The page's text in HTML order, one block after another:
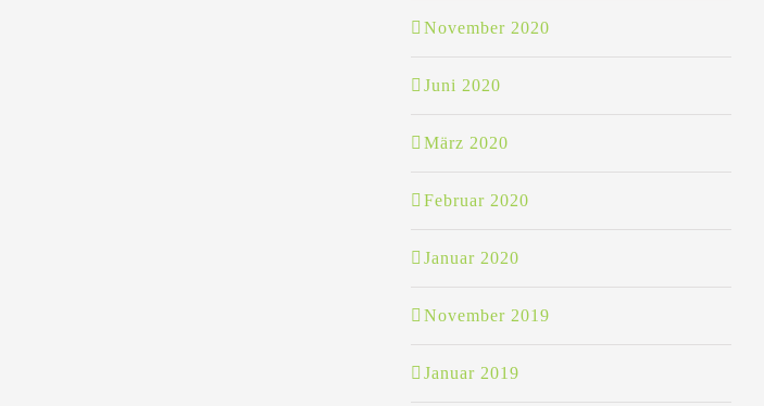
November 2020
Juni 2020
März 2020
Februar 2020
Januar 2020
November 2019
Januar 2019